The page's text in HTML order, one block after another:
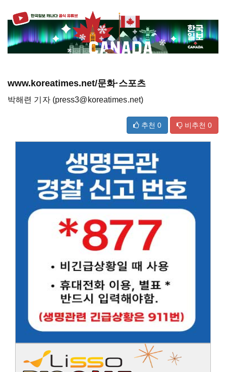
www.koreatimes.net/문화·스포츠
박해련 기자 (press3@koreatimes.net)
추천 0 비추천 0